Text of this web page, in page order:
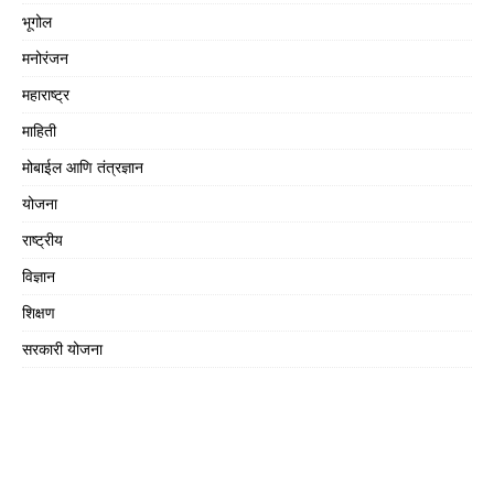
भूगोल
मनोरंजन
महाराष्ट्र
माहिती
मोबाईल आणि तंत्रज्ञान
योजना
राष्ट्रीय
विज्ञान
शिक्षण
सरकारी योजना